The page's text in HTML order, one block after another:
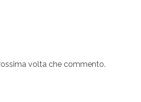
volta che commento.